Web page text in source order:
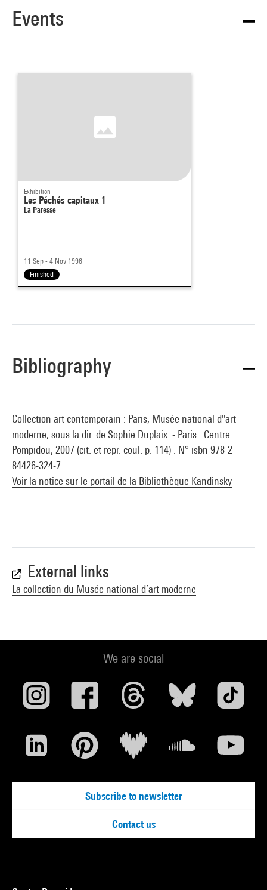
Events
Exhibition
Les Péchés capitaux 1
La Paresse
11 Sep - 4 Nov 1996
Finished
Bibliography
Collection art contemporain : Paris, Musée national d''art
moderne, sous la dir. de Sophie Duplaix. - Paris : Centre
Pompidou, 2007 (cit. et repr. coul. p. 114) . N° isbn 978-2-
84426-324-7
Voir la notice sur le portail de la Bibliothèque Kandinsky
External links
La collection du Musée national d’art moderne
We are social
Subscribe to newsletter
Contact us